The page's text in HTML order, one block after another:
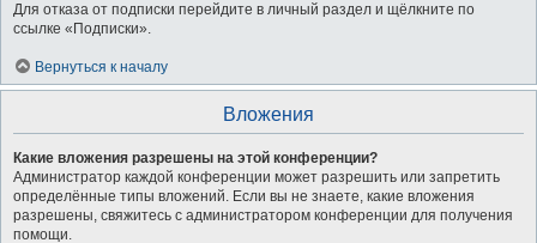
Для отказа от подписки перейдите в личный раздел и щёлкните по
ссылке «Подписки».
Вернуться к началу
Вложения
Какие вложения разрешены на этой конференции?
Администратор каждой конференции может разрешить или запретить
определённые типы вложений. Если вы не знаете, какие вложения
разрешены, свяжитесь с администратором конференции для получения
помощи.